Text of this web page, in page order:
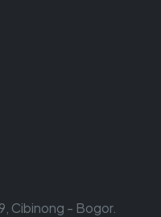
Cibinong - Bogor.